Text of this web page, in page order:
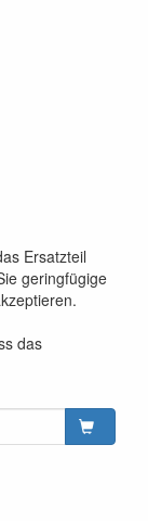
Ersatzteil
geringfügige
das